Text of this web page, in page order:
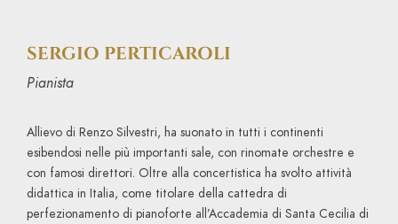
SERGIO PERTICAROLI
Pianista
Allievo di Renzo Silvestri, ha suonato in tutti i continenti
esibendosi nelle più importanti sale, con rinomate orchestre e
con famosi direttori. Oltre alla concertistica ha svolto attività
didattica in Italia, come titolare della cattedra di
perfezionamento di pianoforte all’Accademia di Santa Cecilia di